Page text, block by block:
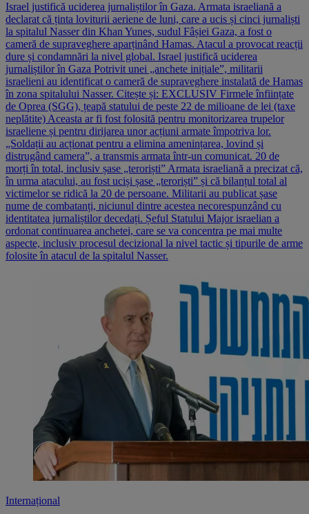
Israel justifică uciderea jurnaliștilor în Gaza. Armata israeliană a
declarat că ținta loviturii aeriene de luni, care a ucis și cinci jurnaliști
la spitalul Nasser din Khan Yunes, sudul Fâșiei Gaza, a fost o
cameră de supraveghere aparținând Hamas. Atacul a provocat reacții
dure și condamnări la nivel global. Israel justifică uciderea
jurnaliștilor în Gaza Potrivit unei „anchete inițiale”, militarii
israelieni au identificat o cameră de supraveghere instalată de Hamas
în zona spitalului Nasser. Citește și: EXCLUSIV Firmele înființate
de Oprea (SGG), țeapă statului de peste 22 de milioane de lei (taxe
neplătite) Aceasta ar fi fost folosită pentru monitorizarea trupelor
israeliene și pentru dirijarea unor acțiuni armate împotriva lor.
„Soldații au acționat pentru a elimina amenințarea, lovind și
distrugând camera”, a transmis armata într-un comunicat. 20 de
morți în total, inclusiv șase „teroriști” Armata israeliană a precizat că,
în urma atacului, au fost uciși șase „teroriști” și că bilanțul total al
victimelor se ridică la 20 de persoane. Militarii au publicat șase
nume de combatanți, niciunul dintre acestea necorespunzând cu
identitatea jurnaliștilor decedați. Șeful Statului Major israelian a
ordonat continuarea anchetei, care se va concentra pe mai multe
aspecte, inclusiv procesul decizional la nivel tactic și tipurile de arme
folosite în atacul de la spitalul Nasser.
Internațional